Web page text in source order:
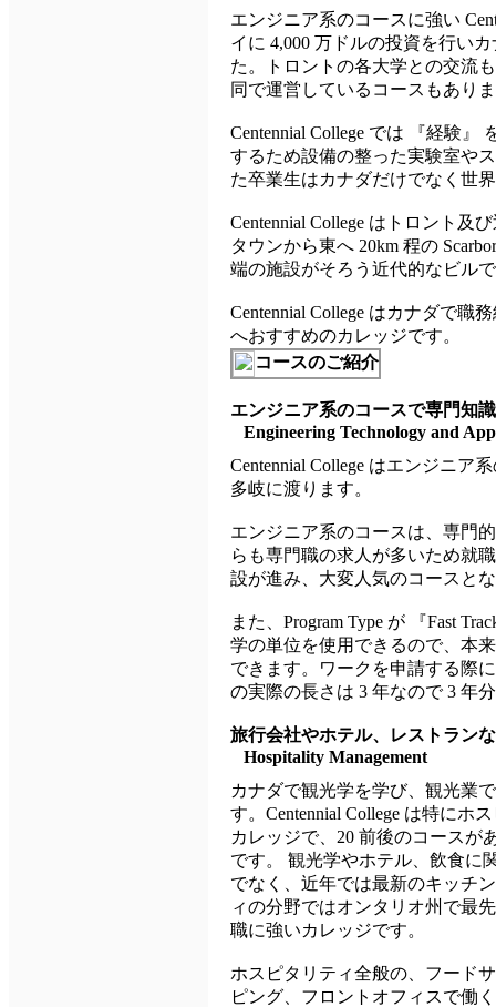
エンジニア系のコースに強い
イに 4,000 万ドルの投資を行い
た。トロントの各大学との交流
同で運営しているコースもあり
Centennial College では 『経験
するため設備の整った実験室や
た卒業生はカナダだけでなく世
Centennial College はトロント及
タウンから東へ 20km 程の
端の施設がそろう近代的なビル
Centennial College はカナダで職
へおすすめのカレッジです。
コースのご紹介
エンジニア系のコースで専門知
Engineering Technology and
Centennial College はエンジニア
多岐に渡ります。
エンジニア系のコースは、専門
らも専門職の求人が多いため就
設が進み、大変人気のコースと
また、Program Type が 『Fast
学の単位を使用できるので、本
できます。ワークを申請する際
の実際の長さは 3 年なので 3 年
旅行会社やホテル、レストラン
Hospitality Management
カナダで観光学を学び、観光業
す。Centennial College は特にホ
カレッジで、20 前後のコースが
です。 観光学やホテル、飲食に
でなく、近年では最新のキッチ
ィの分野ではオンタリオ州で最
職に強いカレッジです。
ホスピタリティ全般の、フード
ピング、フロントオフィスで働